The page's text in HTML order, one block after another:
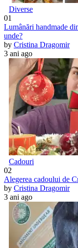
Diverse
01
Lumânări handmade
unde?
by Cristina Dragomir
3 ani ago
Cadouri
02
Alegerea cadoului de
by Cristina Dragomir
3 ani ago